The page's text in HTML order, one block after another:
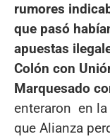
rumores
que pasó
apuestas
Colón con
Marquesado
enteraron en la
que Alianza